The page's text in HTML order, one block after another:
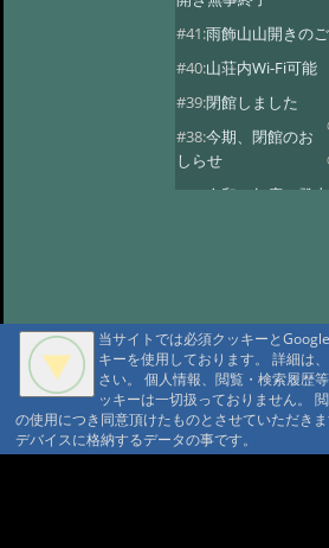
#41:雨飾山山開きの
#40:山荘内Wi-Fi可能
#39:閉館しました
#38:今期、閉館のお
しらせ
#37:令和５年度 登
#34:本日の雨飾温泉
#33: 今期の営業は11/
#32:全国旅行支援
#31:14日 オープン
当サイトでは必須クッキーと
キーを使用しております。 詳細は
さい。 個人情報、閲覧・検索履歴
ッキーは一切扱っておりません。
の使用につき同意頂けたものとさせていただき
デバイスに格納するデータの事です。